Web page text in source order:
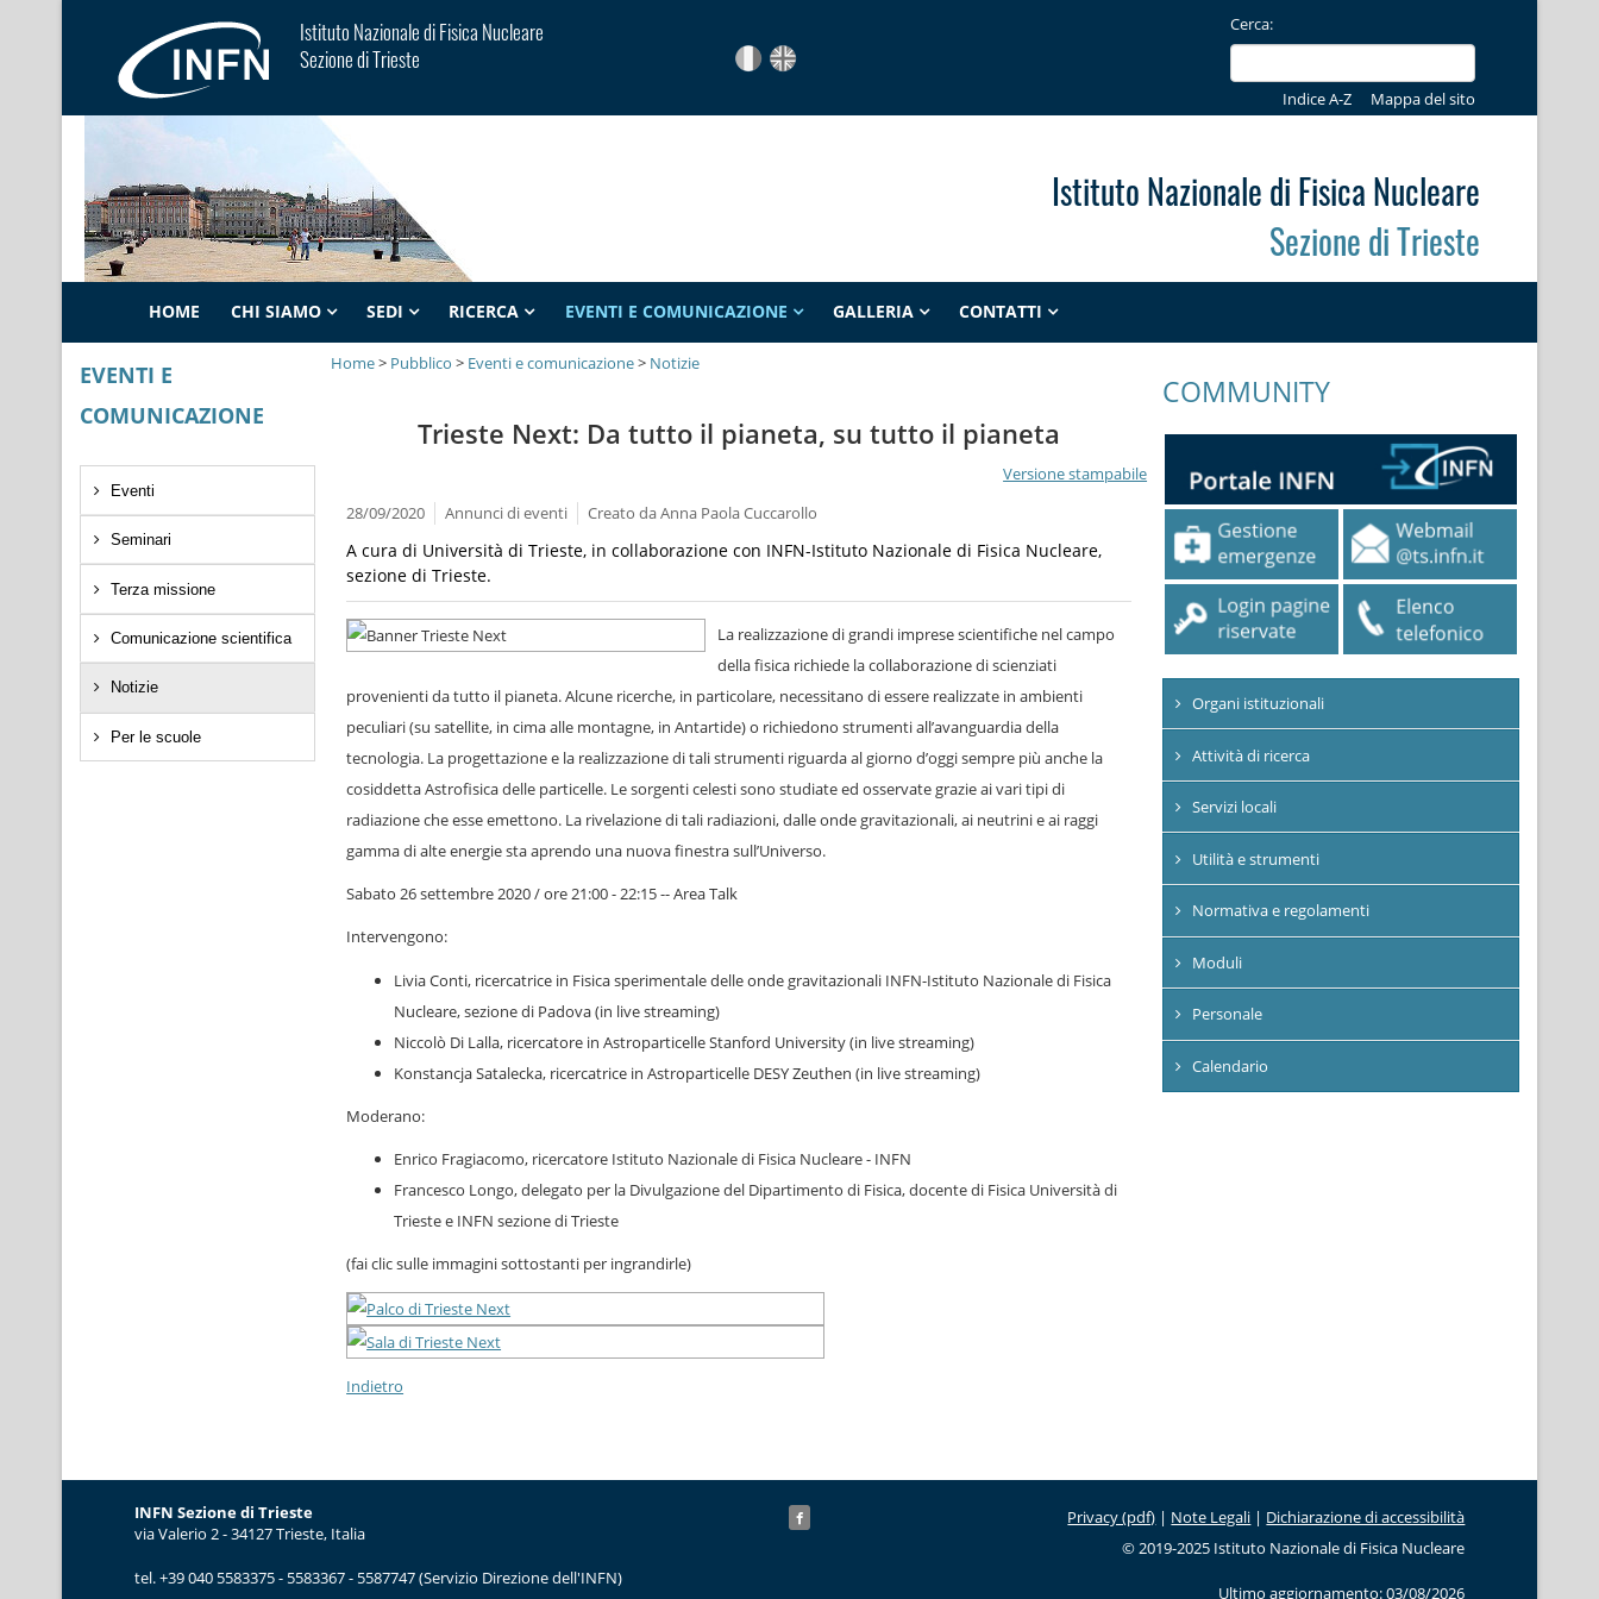
Istituto Nazionale di Fisica Nucleare
Sezione di Trieste
Cerca:
Indice A-Z Mappa del sito
Istituto Nazionale di Fisica Nucleare
Sezione di Trieste
HOME CHI SIAMO SEDI RICERCA EVENTI E COMUNICAZIONE GALLERIA CONTATTI
EVENTI E
COMUNICAZIONE
Eventi
Seminari
Terza missione
Comunicazione scientifica
Notizie
Per le scuole
Home> Pubblico > Eventi e comunicazione> Notizie
Trieste Next: Da tutto il pianeta, su tutto il pianeta
Versione stampabile
28/09/2020
Annunci di eventi Creato daAnna Paola Cuccarollo
A cura di Università di Trieste, in collaborazione con INFN-Istituto Nazionale di Fisica Nucleare,
sezione di Trieste.
La realizzazione di grandi imprese scientifiche nel campo
della fisica richiede la collaborazione di scienziati
provenienti da tutto il pianeta. Alcune ricerche, in particolare, necessitano di essere realizzate in ambienti
peculiari (su satellite, in cima alle montagne, in Antartide) o richiedono strumenti all’avanguardia della
tecnologia. La progettazione e la realizzazione di tali strumenti riguarda al giorno d’oggi sempre più anche la
cosiddetta Astrofisica delle particelle. Le sorgenti celesti sono studiate ed osservate grazie ai vari tipi di
radiazione che esse emettono. La rivelazione di tali radiazioni, dalle onde gravitazionali, ai neutrini e ai raggi
gamma di alte energie sta aprendo una nuova finestra sull’Universo.
Sabato 26 settembre 2020 / ore 21:00 - 22:15 -- Area Talk
Intervengono:
Livia Conti, ricercatrice in Fisica sperimentale delle onde gravitazionali INFN-Istituto Nazionale di Fisica
Nucleare, sezione di Padova (in live streaming)
Niccolò Di Lalla, ricercatore in Astroparticelle Stanford University (in live streaming)
Konstancja Satalecka, ricercatrice in Astroparticelle DESY Zeuthen (in live streaming)
Moderano:
Enrico Fragiacomo, ricercatore Istituto Nazionale di Fisica Nucleare - INFN
Francesco Longo, delegato per la Divulgazione del Dipartimento di Fisica, docente di Fisica Università di
Trieste e INFN sezione di Trieste
(fai clic sulle immagini sottostanti per ingrandirle)
Indietro
COMMUNITY
Organi istituzionali
Attività di ricerca
Servizi locali
Utilità e strumenti
Normativa e regolamenti
Moduli
Personale
Calendario
INFN Sezione di Trieste
via Valerio 2 - 34127 Trieste, Italia
tel. +39 040 5583375 - 5583367 - 5587747 (Servizio Direzione dell'INFN)
Privacy (pdf) | Note Legali | Dichiarazione di accessibilità
© 2019-2025 Istituto Nazionale di Fisica Nucleare
Ultimo aggiornamento: 03/08/2026